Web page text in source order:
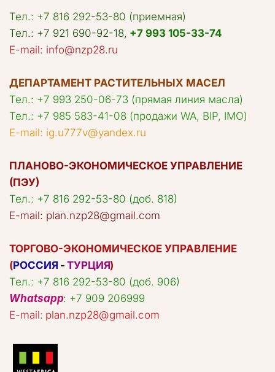
Тел.: +7 816 292-53-80 (приемная)
Тел.: +7 921 690-92-18, +7 993 105-33-74
E-mail: info@nzp28.ru
ДЕПАРТАМЕНТ РАСТИТЕЛЬНЫХ МАСЕЛ
Тел.: +7 993 250-06-73 (прямая линия масла)
Teл.: +7 985 583-41-08 (продажи WA, BIP, IMO)
E-mail: ig.u777v@yandex.ru
ПЛАНОВО-ЭКОНОМИЧЕСКОЕ УПРАВЛЕНИЕ
(ПЭУ)
Тел.: +7 816 292-53-80 (доб. 818)
E-mail: plan.nzp28@gmail.com
ТОРГОВО-ЭКОНОМИЧЕСКОЕ УПРАВЛЕНИЕ
(РОССИЯ - ТУРЦИЯ)
Whatsapp: +7 909 206999
E-mail: plan.nzp28@gmail.com